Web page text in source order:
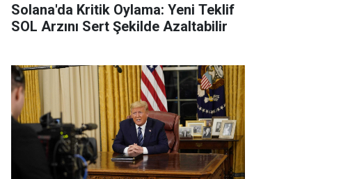
Solana'da Kritik Oylama: Yeni Teklif
SOL Arzını Sert Şekilde Azaltabilir